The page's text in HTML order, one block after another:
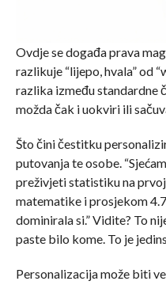
Ovdje se događa prava
razlikuje “lijepo, hvala” od
razlika između standardne
možda čak i uokviri ili
Što čini čestitku
putovanja te osobe.
preživjeti statistiku na
matematike i prosjekom
dominirala si.” Vidite? To
paste bilo kome. To je
Personalizacija može biti